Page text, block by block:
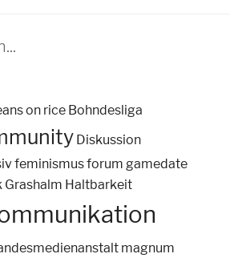
on rice Bohndesliga
Diskussion
feminismusforum gamedate
Grashalm Haltbarkeit
magnum